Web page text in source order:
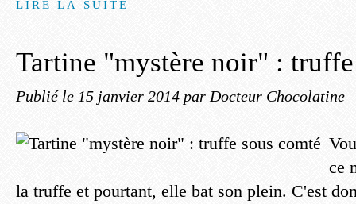
LIRE LA SUITE
Tartine "mystère noir" :
Publié le 15 janvier 2014 par Docteur Chocolatine
ce
la truffe et pourtant, elle bat son plein. C'est